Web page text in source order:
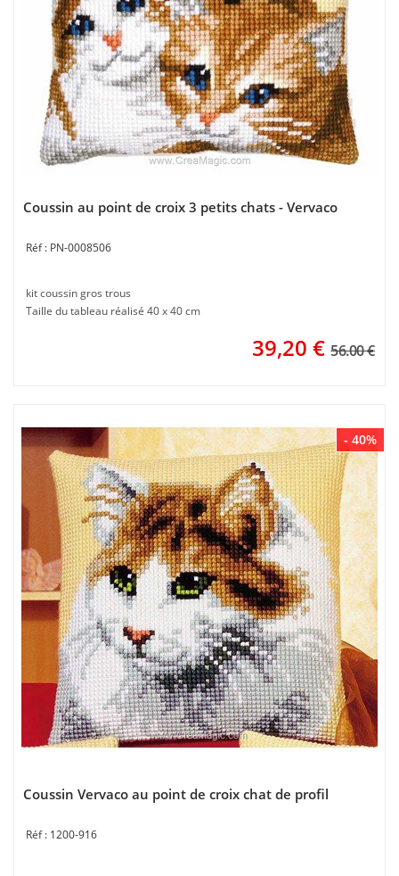
Coussin au point de croix 3 petits chats - Vervaco
PN-0008506
kit coussin gros trous
Taille du tableau réalisé 40 x 40 cm
39,20 € 56.00 €
- 40%
Coussin Vervaco au point de croix chat de profil
1200-916